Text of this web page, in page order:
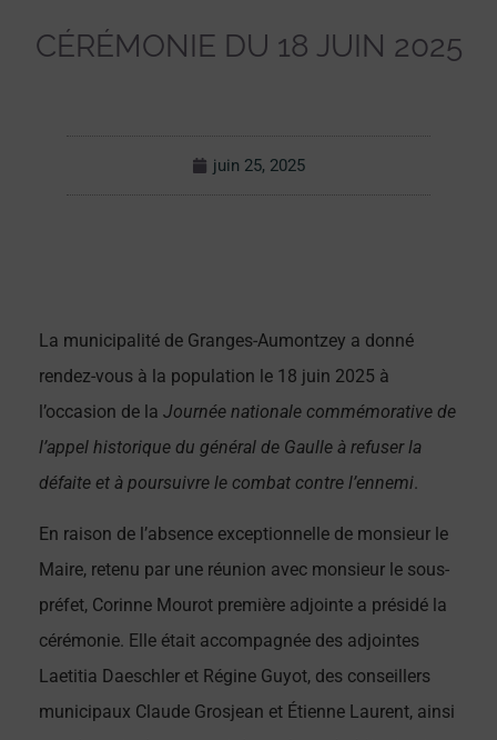
CÉRÉMONIE DU 18 JUIN 2025
juin 25, 2025
La municipalité de Granges-Aumontzey a donné
rendez-vous à la population le 18 juin 2025 à
l’occasion de la Journée nationale commémorative de
l’appel historique du général de Gaulle à refuser la
défaite et à poursuivre le combat contre l’ennemi.
En raison de l’absence exceptionnelle de monsieur le
Maire, retenu par une réunion avec monsieur le sous-
préfet, Corinne Mourot première adjointe a présidé la
cérémonie. Elle était accompagnée des adjointes
Laetitia Daeschler et Régine Guyot, des conseillers
municipaux Claude Grosjean et Étienne Laurent, ainsi